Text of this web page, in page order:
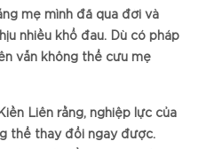
mẹ mình đã qua đời và
nhiều khổ đau. Dù có pháp
vẫn không thể cứu mẹ
Liên rằng, nghiệp lực của
thể thay đổi ngay được.